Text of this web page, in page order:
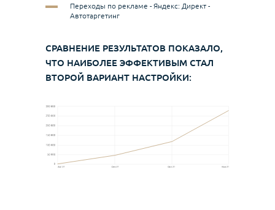
Переходы по рекламе - Яндекс: Директ -
Автотаргетинг
СРАВНЕНИЕ РЕЗУЛЬТАТОВ ПОКАЗАЛО,
ЧТО НАИБОЛЕЕ ЭФФЕКТИВЫМ СТАЛ
ВТОРОЙ ВАРИАНТ НАСТРОЙКИ: